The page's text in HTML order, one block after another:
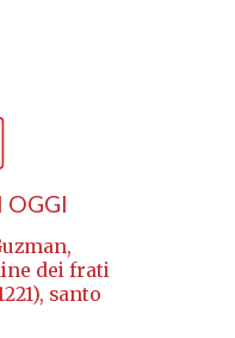
OGGI
dei frati
santo